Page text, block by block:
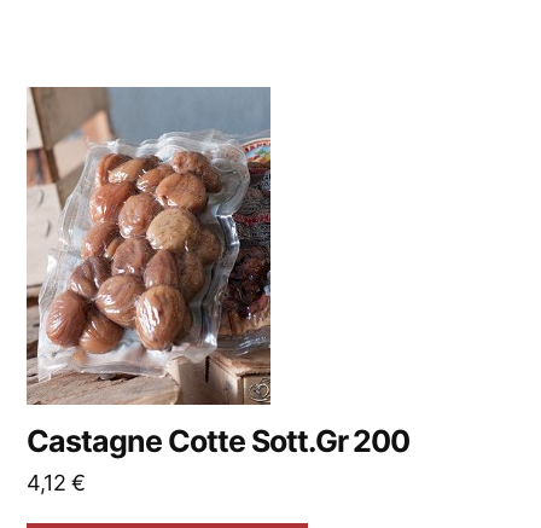
Castagne Cotte Sott.Gr 200
4,12€